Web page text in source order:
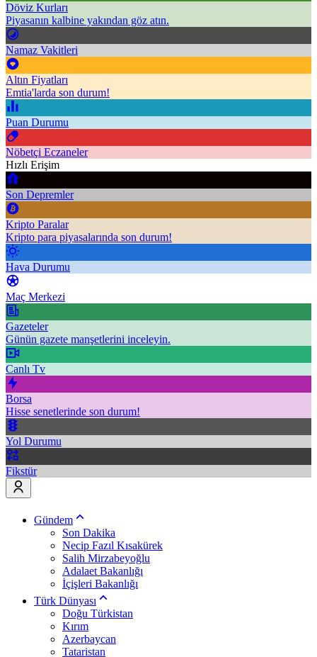
Döviz Kurları
Piyasanın kalbine yakından göz atın.
Namaz Vakitleri
Altın Fiyatları
Emtia'larda son durum!
Puan Durumu
Nöbetçi Eczaneler
Hızlı Erişim
Son Depremler
Kripto Paralar
Kripto para piyasalarında son durum!
Hava Durumu
Maç Merkezi
Gazeteler
Günün gazete manşetlerini inceleyin.
Canlı Tv
Borsa
Hisse senetlerinde son durum!
Yol Durumu
Fikstür
Gündem
Son Dakika
Necip Fazıl Kısakürek
Salih Mirzabeyoğlu
Adalaet Bakanlığı
İçişleri Bakanlığı
Türk Dünyası
Doğu Türkistan
Kırım
Azerbaycan
Tataristan